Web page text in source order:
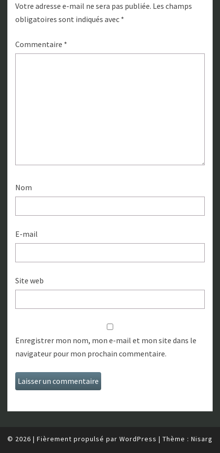
Votre adresse e-mail ne sera pas publiée. Les champs
obligatoires sont indiqués avec *
Commentaire *
Nom
E-mail
Site web
Enregistrer mon nom, mon e-mail et mon site dans le
navigateur pour mon prochain commentaire.
© 2026 | Fièrement propulsé par WordPress | Thème : Nisarg